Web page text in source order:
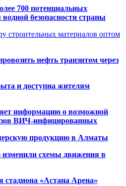
700 потенциальных
безопасности страны
строительных материалов оптом
нефть транзитом через
и доступна жителям
информацию о возможной
ВИЧ-инфицированных
продукцию в Алматы
изменили схемы движения в
стадиона «Астана Арена»